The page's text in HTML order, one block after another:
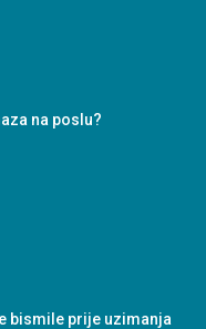
na poslu?
bismile prije uzimanja